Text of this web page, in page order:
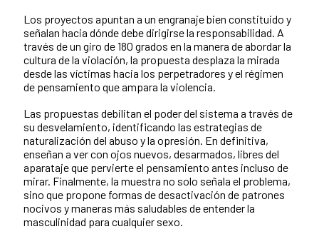
Los proyectos apuntan a un engranaje bien constituido y
señalan hacia dónde debe dirigirse la responsabilidad. A
través de un giro de 180 grados en la manera de abordar la
cultura de la violación, la propuesta desplaza la mirada
desde las víctimas hacia los perpetradores y el régimen
de pensamiento que ampara la violencia.
Las propuestas debilitan el poder del sistema a través de
su desvelamiento, identificando las estrategias de
naturalización del abuso y la opresión. En definitiva,
enseñan a ver con ojos nuevos, desarmados, libres del
aparataje que pervierte el pensamiento antes incluso de
mirar. Finalmente, la muestra no solo señala el problema,
sino que propone formas de desactivación de patrones
nocivos y maneras más saludables de entender la
masculinidad para cualquier sexo.